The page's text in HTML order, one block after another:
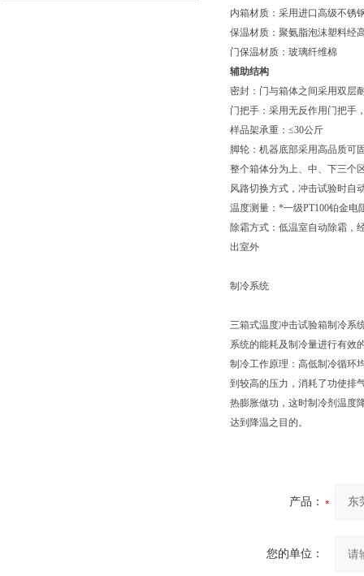
内箱材质：采用进口高级不锈
保温材质：聚氨脂泡沫塑料经
门保温材质：玻璃纤维棉
辅助结构
密封：门与箱体之间采用双层
门把手：采用无反作用门把手
样品架承重：≤30公斤
脚轮：机器底部采用高品质可
整个箱体分为上、中、下三个
风路切换方式，冲击试验时自
温度测量：*一级PT100铂金电
除霜方式：低温室自动除霜，
出室外
制冷系统
三箱式温度冲击试验箱制冷系
系统的能耗及制冷量进行有效
制冷工作原理：高低制冷循环
到较高的压力，消耗了功使排
热膨胀做功，这时制冷剂温度
达到降温之目的。
产品：
您的单位：